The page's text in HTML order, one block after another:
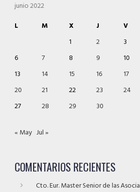
junio 2022
L
M X J V
1
2 3
6
7 8 9 10
13
14 15 16 17
20
21 22 23 24
27
28 29 30
« May Jul »
COMENTARIOS RECIENTES
Cto. Eur. Master Senior de las